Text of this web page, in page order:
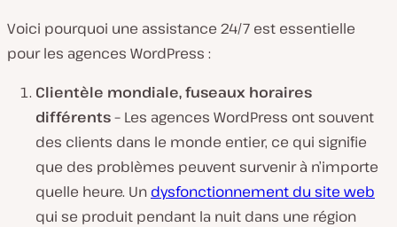
Voici pourquoi une assistance 24/7 est essentielle
pour les agences WordPress :
Clientèle mondiale,fuseaux horaires
différents– Les agences WordPress ont souvent
des clients dans le monde entier, ce qui signifie
que des problèmes peuvent survenir à n’importe
quelle heure. Un dysfonctionnement du site web
qui se produit pendant la nuit dans une région